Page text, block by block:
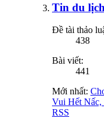
Tin du
Đề tài thảo
438
Bài viết:
441
Mới nhất:
Vui Hết
RSS